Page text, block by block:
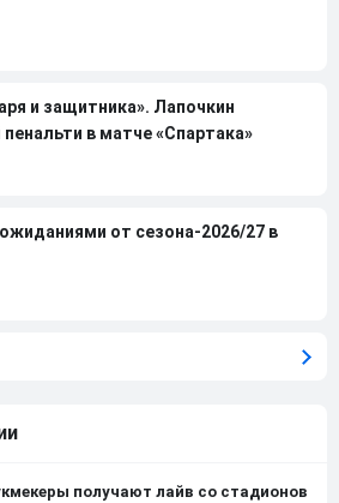
и защитника». Лапочкин
в матче «Спартака»
от сезона-2026/27 в
получают лайв со стадионов